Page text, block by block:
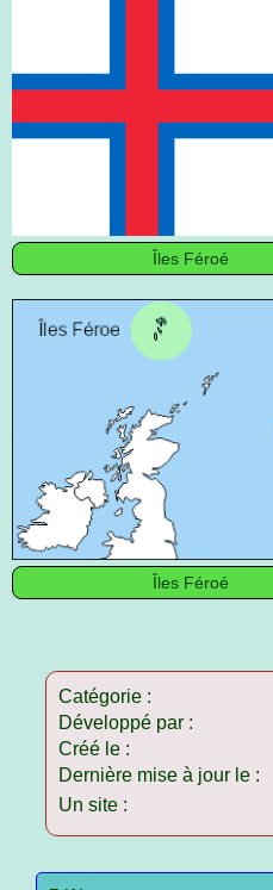
Îles Féroé
Îles Féroé
Catégorie :
Développé par :
Créé le :
Dernière mise à jour le :
Un site :